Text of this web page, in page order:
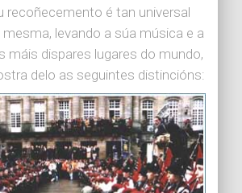
recoñecemento é tan universal
levando a súa música e a
máis dispares lugares do mundo,
delo as seguintes distincións: